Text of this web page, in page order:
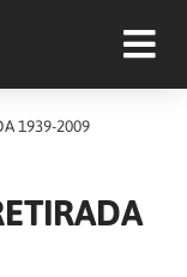
1939-2009